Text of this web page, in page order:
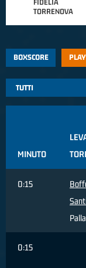
FIDELIA
TORRENOVA
BOXSCORE
MINUTO
0:15
0:15